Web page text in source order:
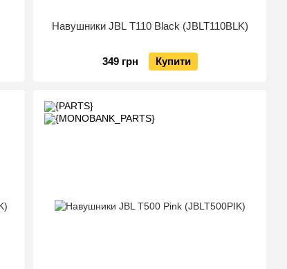
Навушники JBL T110 Black (JBLT110BLK)
349 грн Купити